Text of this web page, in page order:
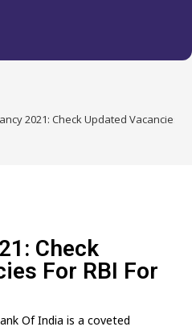
2021: Check Updated Vacancies
Check
For RBI For
Of India is a coveted